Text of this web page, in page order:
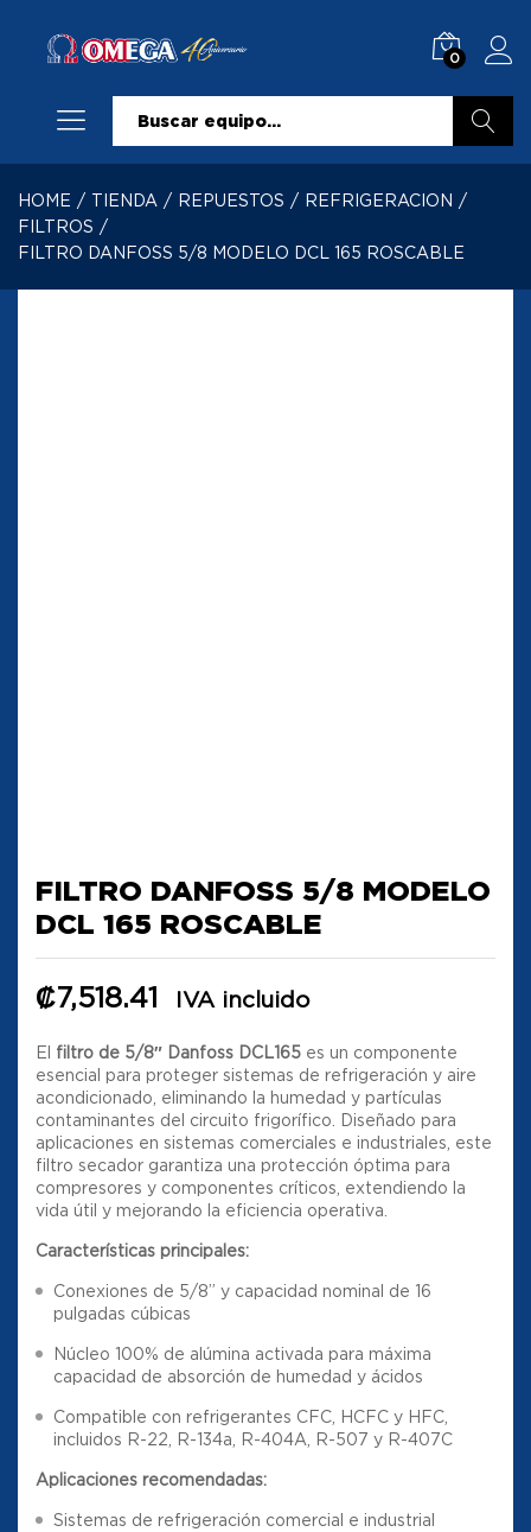
0
HOME / TIENDA / REPUESTOS / REFRIGERACION /
FILTROS /
FILTRO DANFOSS 5/8 MODELO DCL 165 ROSCABLE
FILTRO DANFOSS 5/8 MODELO
DCL 165 ROSCABLE
₡7,518.41 IVA incluido
El filtro de 5/8″ Danfoss DCL165 es un componente
esencial para proteger sistemas de refrigeración y aire
acondicionado, eliminando la humedad y partículas
contaminantes del circuito frigorífico. Diseñado para
aplicaciones en sistemas comerciales e industriales, este
filtro secador garantiza una protección óptima para
compresores y componentes críticos, extendiendo la
vida útil y mejorando la eficiencia operativa.
Características principales:
Conexiones de 5/8” y capacidad nominal de 16
pulgadas cúbicas
Núcleo 100% de alúmina activada para máxima
capacidad de absorción de humedad y ácidos
Compatible con refrigerantes CFC, HCFC y HFC,
incluidos R-22, R-134a, R-404A, R-507 y R-407C
Aplicaciones recomendadas:
Sistemas de refrigeración comercial e industrial